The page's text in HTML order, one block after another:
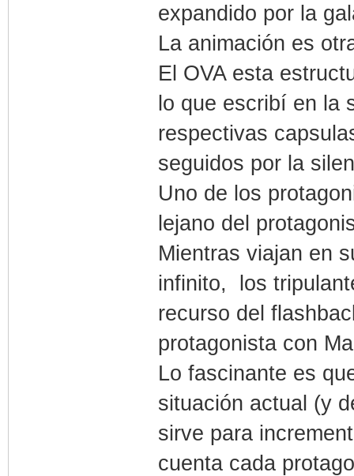
expandido por la
La animación es
El OVA esta
lo que escribí en la
respectivas
seguidos por la
Uno de los
lejano del
Mientras viajan en
infinito, los
recurso del
protagonista con
Lo fascinante es
situación actual (y
sirve para
cuenta cada